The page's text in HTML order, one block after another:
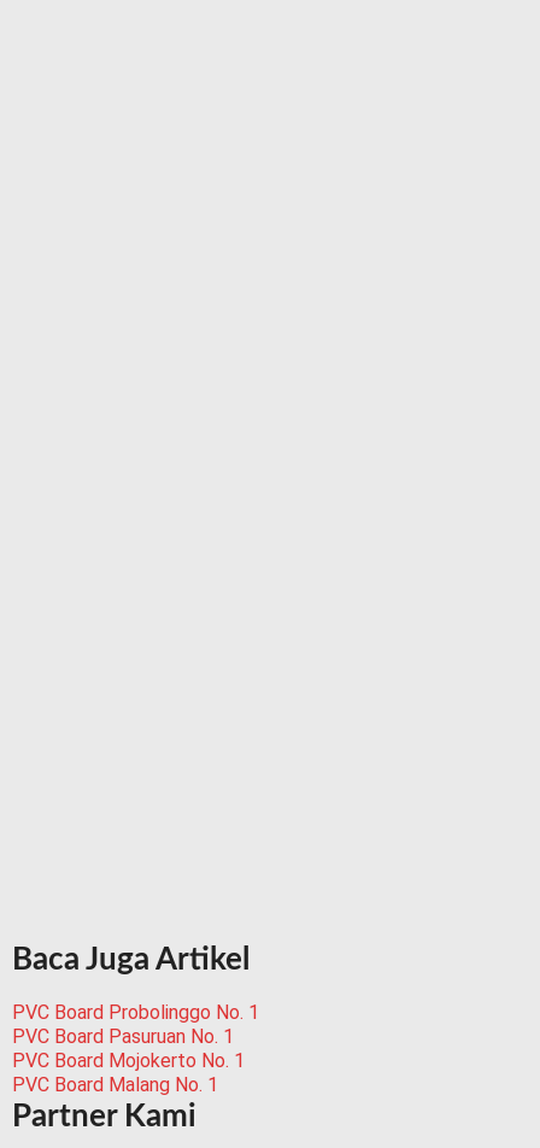
Baca Juga Artikel
PVC Board Probolinggo No. 1
PVC Board Pasuruan No. 1
PVC Board Mojokerto No. 1
PVC Board Malang No. 1
Partner Kami